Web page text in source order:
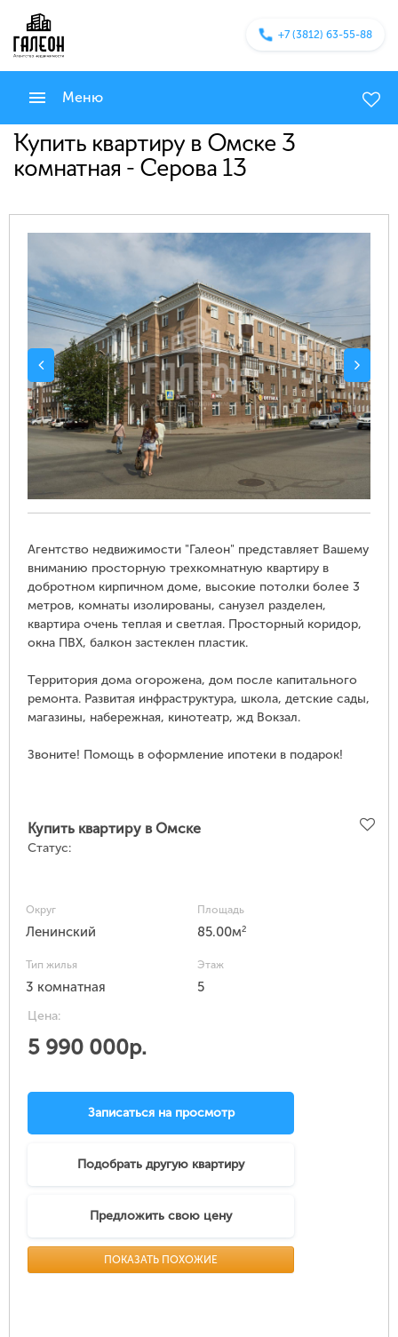
+7 (3812) 63-55-88
Меню
Купить квартиру в Омске 3
комнатная - Серова 13
Агентство недвижимости "Галеон" представляет Вашему
вниманию просторную трехкомнатную квартиру в
добротном кирпичном доме, высокие потолки более 3
метров, комнаты изолированы, санузел разделен,
квартира очень теплая и светлая. Просторный коридор,
окна ПВХ, балкон застеклен пластик.
Территория дома огорожена, дом после капитального
ремонта. Развитая инфраструктура, школа, детские сады,
магазины, набережная, кинотеатр, жд Вокзал.
Звоните! Помощь в оформление ипотеки в подарок!
Купить квартиру в Омске
Статус:
Округ
Ленинский
Площадь
85.00м2
Тип жилья
3 комнатная
Этаж
5
Цена:
5 990 000р.
Записаться на просмотр
Подобрать другую квартиру
Предложить свою цену
ПОКАЗАТЬ ПОХОЖИЕ